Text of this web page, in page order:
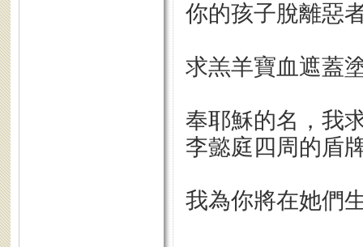
你的孩子脫離惡
求羔羊寶血遮蓋
奉耶穌的名，我
李懿庭四周的盾
我為你將在她們